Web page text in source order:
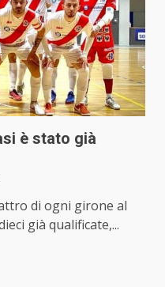
è stato già
di ogni girone al
già qualificate,...